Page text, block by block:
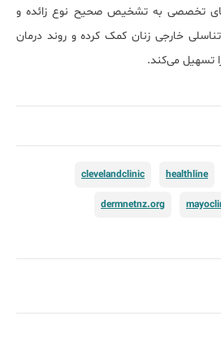
تخصصی به تشخیص صحیح نوع زائده و
خارجی زنان کمک کرده و روند درمان
تسهیل می‌کند.
healthline
clevelandclinic
dermnetnz.org